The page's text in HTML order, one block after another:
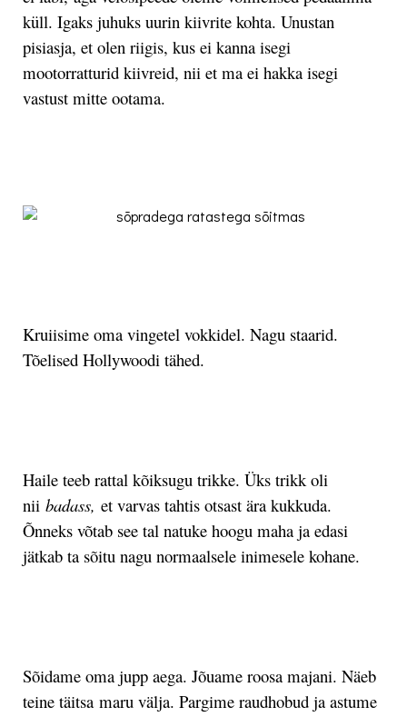
küll. Igaks juhuks uurin kiivrite kohta. Unustan
pisiasja, et olen riigis, kus ei kanna isegi
mootorratturid kiivreid, nii et ma ei hakka isegi
vastust mitte ootama.
Kruiisime oma vingetel vokkidel. Nagu staarid.
Tõelised Hollywoodi tähed.
Haile teeb rattal kõiksugu trikke. Üks trikk oli
nii badass, et varvas tahtis otsast ära kukkuda.
Õnneks võtab see tal natuke hoogu maha ja edasi
jätkab ta sõitu nagu normaalsele inimesele kohane.
Sõidame oma jupp aega. Jõuame roosa majani. Näeb
teine täitsa maru välja. Pargime raudhobud ja astume